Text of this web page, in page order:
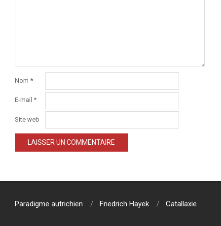
Nom *
E-mail *
Site web
Paradigme autrichien Friedrich Hayek Catallaxie